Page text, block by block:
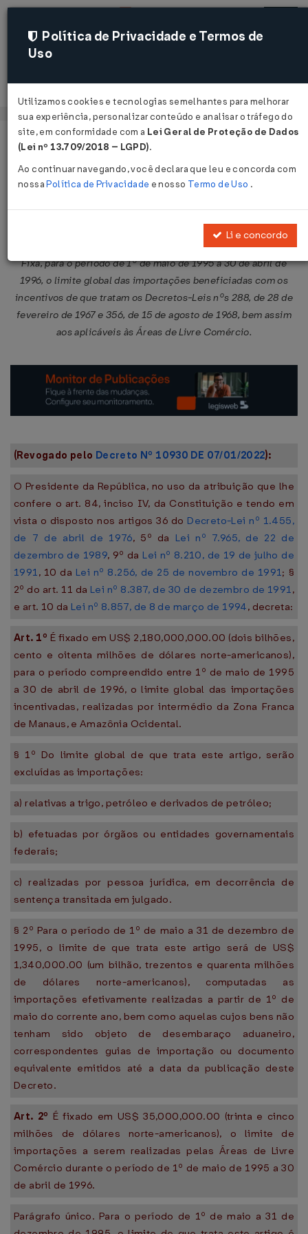
Acessar
Página Inicial Legislações
Decreto Nº 1489 DE 15/05/1995
Publicado no DOU em 16 mai 1995
Fixa, para o período de 1º de maio de 1995 a 30 de abril de
1996, o limite global das importações beneficiadas com os
incentivos de que tratam os Decretos-Leis nºs 288, de 28 de
fevereiro de 1967 e 356, de 15 de agosto de 1968, bem assim
aos aplicáveis às Áreas de Livre Comércio.
(Revogado pelo Decreto Nº 10930 DE 07/01/2022):
O Presidente da República, no uso da atribuição que lhe
confere o art. 84, inciso IV, da Constituição e tendo em
vista o disposto nos artigos 36 do Decreto-Lei nº 1.455,
de 7 de abril de 1976, 5º da Lei nº 7.965, de 22 de
dezembro de 1989, 9º da Lei nº 8.210, de 19 de julho de
1991, 10 da Lei nº 8.256, de 25 de novembro de 1991; §
2º do art. 11 da Lei nº 8.387, de 30 de dezembro de 1991,
e art. 10 da Lei nº 8.857, de 8 de março de 1994, decreta:
Art. 1º É fixado em US$ 2,180,000,000.00 (dois bilhões,
cento e oitenta milhões de dólares norte-americanos),
para o período compreendido entre 1º de maio de 1995
a 30 de abril de 1996, o limite global das importações
incentivadas, realizadas por intermédio da Zona Franca
de Manaus, e Amazônia Ocidental.
§ 1º Do limite global de que trata este artigo, serão
excluídas as importações:
a) relativas a trigo, petróleo e derivados de petróleo;
b) efetuadas por órgãos ou entidades governamentais
federais;
c) realizadas por pessoa jurídica, em decorrência de
sentença transitada em julgado.
§ 2º Para o período de 1º de maio a 31 de dezembro de
1995, o limite de que trata este artigo será de US$
1,340,000.00 (um bilhão, trezentos e quarenta milhões
de dólares norte-americanos), computadas as
importações efetivamente realizadas a partir de 1º de
maio do corrente ano, bem como aquelas cujos bens não
tenham sido objeto de desembaraço aduaneiro,
correspondentes guias de importação ou documento
equivalente emitidos até a data da publicação deste
Decreto.
Art. 2º É fixado em US$ 35,000,000.00 (trinta e cinco
milhões de dólares norte-americanos), o limite de
importações a serem realizadas pelas Áreas de Livre
Comércio durante o período de 1º de maio de 1995 a 30
de abril de 1996.
Parágrafo único. Para o período de 1º de maio a 31 de
Política de Privacidade e Termos de
Uso
Utilizamos cookies e tecnologias semelhantes para melhorar
sua experiência, personalizar conteúdo e analisar o tráfego do
site, em conformidade com a Lei Geral de Proteção de Dados
(Lei nº 13.709/2018 – LGPD).
Ao continuar navegando, você declara que leu e concorda com
nossaPolítica de Privacidade e nosso Termo de Uso .
Li e concordo